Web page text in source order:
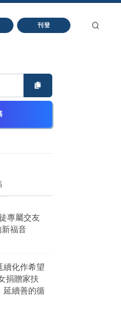
刊登
專屬交友
新福音
續化作希望
捐贈家扶
延續善的循